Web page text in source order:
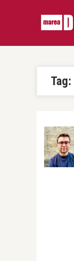
Tag: